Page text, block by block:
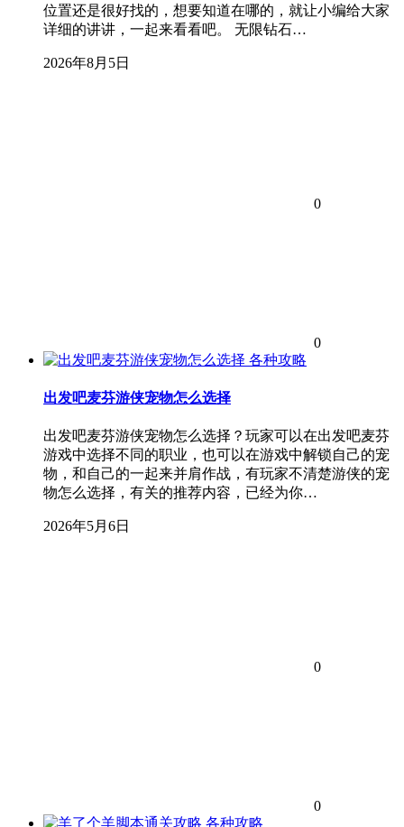
位置还是很好找的，想要知道在哪的，就让小编给大家
详细的讲讲，一起来看看吧。 无限钻石…
2026年8月5日
0
0
各种攻略
出发吧麦芬游侠宠物怎么选择
出发吧麦芬游侠宠物怎么选择？玩家可以在出发吧麦芬
游戏中选择不同的职业，也可以在游戏中解锁自己的宠
物，和自己的一起来并肩作战，有玩家不清楚游侠的宠
物怎么选择，有关的推荐内容，已经为你…
2026年5月6日
0
0
各种攻略